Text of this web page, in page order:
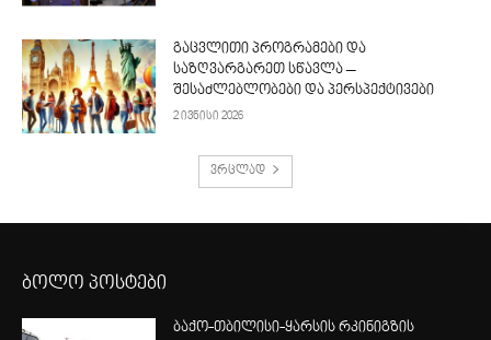
გაცვლითი პროგრამები და
საზღვარგარეთ სწავლა –
შესაძლებლობები და პერსპექტივები
2 ივნისი 2026
ვრცლად
ბოლო პოსტები
ბაქო-თბილისი-ყარსის რკინიგზის